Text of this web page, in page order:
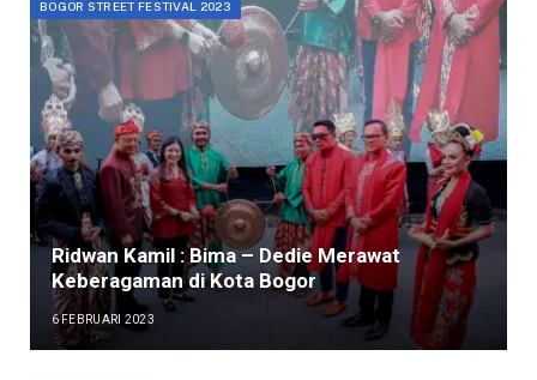
BOGOR STREET FESTIVAL 2023
Ridwan Kamil : Bima – Dedie Merawat
Keberagaman di Kota Bogor
6 FEBRUARI 2023